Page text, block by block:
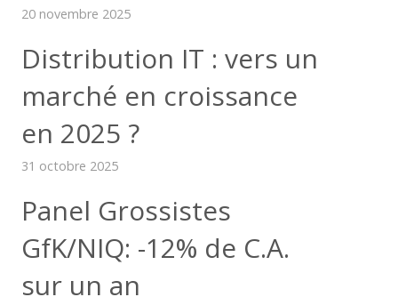
20 novembre 2025
Distribution IT : vers un
marché en croissance
en 2025 ?
31 octobre 2025
Panel Grossistes
GfK/NIQ: -12% de C.A.
sur un an